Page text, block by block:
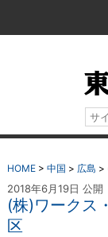
HOME> 中国 > 広島 >
2018年6月19日 公開
(株)ワークス
区